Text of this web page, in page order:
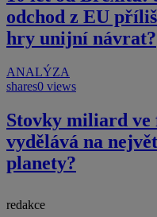
odchod z EU
hry unijní návrat?
ANALÝZA
shares0 views
Stovky miliard ve
vydělává na
planety?
redakce